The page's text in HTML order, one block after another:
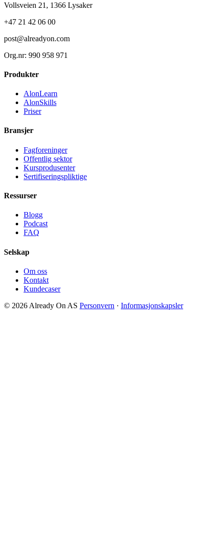
Vollsveien 21, 1366 Lysaker
+47 21 42 06 00
post@alreadyon.com
Org.nr: 990 958 971
Produkter
AlonLearn
AlonSkills
Priser
Bransjer
Fagforeninger
Offentlig sektor
Kursprodusenter
Sertifiseringspliktige
Ressurser
Blogg
Podcast
FAQ
Selskap
Om oss
Kontakt
Kundecaser
© 2026 Already On AS Personvern · Informasjonskapsler